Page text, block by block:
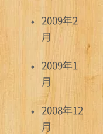
2009年2
月
2009年1
月
2008年12
月